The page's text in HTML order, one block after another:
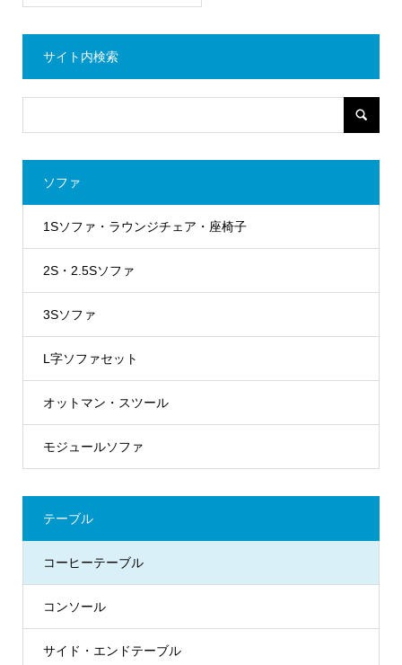
サイト内検索
ソファ
1Sソファ・ラウンジチェア・座椅子
2S・2.5Sソファ
3Sソファ
L字ソファセット
オットマン・スツール
モジュールソファ
テーブル
コーヒーテーブル
コンソール
サイド・エンドテーブル